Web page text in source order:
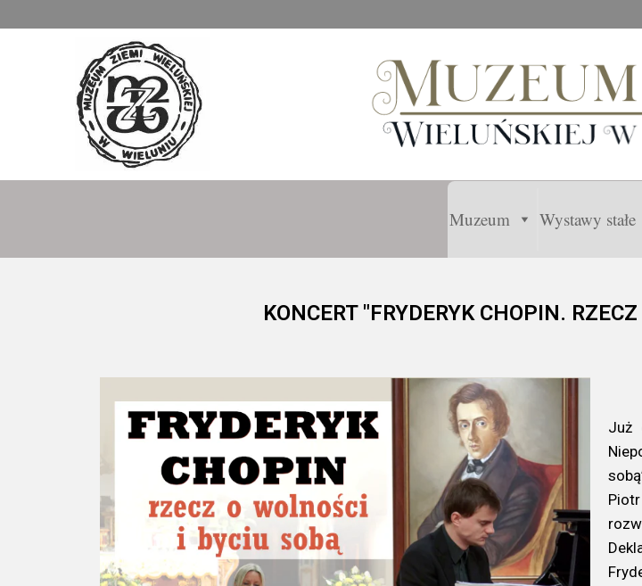
Muzeum Wystawy stałe
KONCERT "FRYDERYK CHOPIN.
Już